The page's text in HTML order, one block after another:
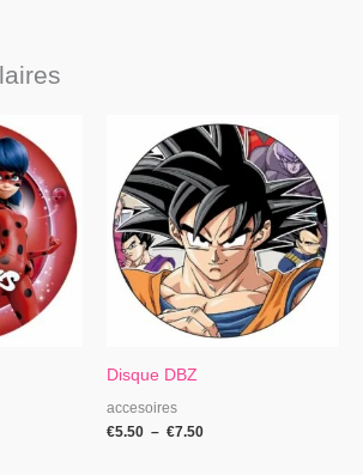
Disque DBZ
accesoires
€5.50 – €7.50
Plage
de
prix :
€5.50
à
€7.50